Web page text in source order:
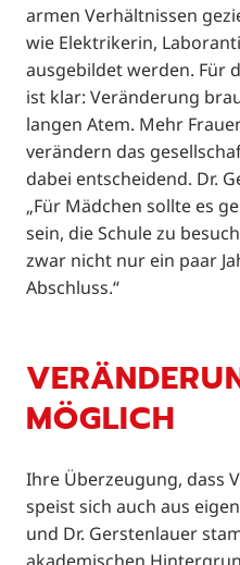
armen Verhältnissen
wie Elektrikerin,
ausgebildet werden. Für
ist klar: Veränderung
langen Atem. Mehr
verändern das
dabei entscheidend. Dr.
„Für Mädchen sollte es
sein, die Schule zu
zwar nicht nur ein paar
Abschluss.“
MÖGLICH
Ihre Überzeugung, dass
speist sich auch aus
und Dr. Gerstenlauer